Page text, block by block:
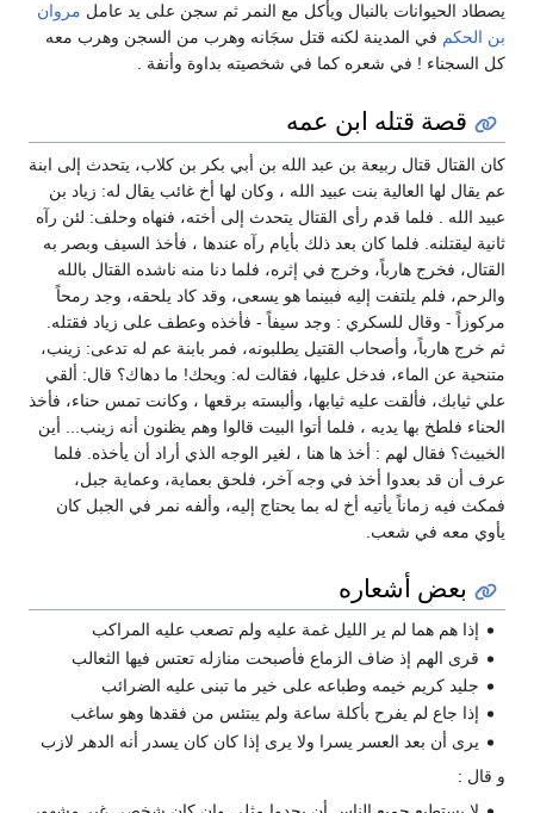
الحيوانات بالنبال ويأكل مع النمر ثم سجن على يد عاملمروان
الحكمفي المدينة لكنه قتل سجَانه وهرب من السجن وهرب معه
السجناء ! في شعره كما في شخصيته بداوة وأنفة .
قصة قتله ابن عمه
القتال قتال ربيعة بن عبد الله بن أبي بكر بن كلاب، يتحدث إلى ابنة
يقال لها العالية بنت عبيد الله ، وكان لها أخ غائب يقال له: زياد بن
الله . فلما قدم رأى القتال يتحدث إلى أخته، فنهاه وحلف: لئن رآه
ليقتلنه. فلما كان بعد ذلك بأيام رآه عندها ، فأخذ السيف وبصر به
فخرج هارباً، وخرج في إثره، فلما دنا منه ناشده القتال بالله
فلم يلتفت إليه فبينما هو يسعى، وقد كاد يلحقه، وجد رمحاً
- وقال للسكري : وجد سيفاً - فأخذه وعطف على زياد فقتله.
خرج هارباً، وأصحاب القتيل يطلبونه، فمر بابنة عم له تدعى: زينب،
عن الماء، فدخل عليها، فقالت له: ويحك! ما دهاك؟ قال: ألقي
ثيابك، فألقت عليه ثيابها، وألبسته برقعها ، وكانت تمس حناء، فأخذ
فلطخ بها يديه ، فلما أتوا البيت قالوا وهم يظنون أنه زينب... أين
فقال لهم : أخذ ها هنا ، لغير الوجه الذي أراد أن يأخذه. فلما
أن قد بعدوا أخذ في وجه آخر، فلحق بعماية، وعماية جبل،
فيه زماناً يأتيه أخ له بما يحتاج إليه، وألفه نمر في الجبل كان
معه في شعب.
بعض أشعاره
إذا هم هما لم ير الليل غمة عليه ولم تصعب عليه المراكب
قرى الهم إذ ضاف الزماع فأصبحت منازله تعتس فيها الثعالب
جليد كريم خيمه وطباعه على خير ما تبنى عليه الضرائب
إذا جاع لم يفرح بأكلة ساعة ولم يبتئس من فقدها وهو ساغب
يرى أن بعد العسر يسرا ولا يرى إذا كان كان يسدر أنه الدهر لازب
قال :